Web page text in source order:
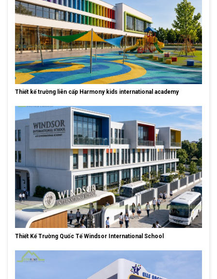
Thiết kế trường liên cấp Harmony kids international academy
Thiết Kế Trường Quốc Tế Windsor International School